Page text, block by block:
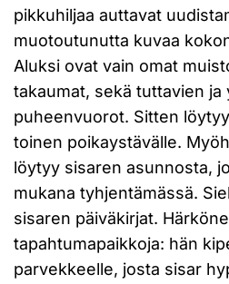
pikkuhiljaa auttavat
muotoutunutta kuvaa
Aluksi ovat vain omat
takaumat, sekä tuttavien ja
puheenvuorot. Sitten
toinen poikaystävälle.
löytyy sisaren asunnosta,
mukana tyhjentämässä.
sisaren päiväkirjat.
tapahtumapaikkoja: hän
parvekkeelle, josta sisar